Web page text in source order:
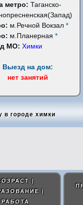
метро:Таганско-
м.Речной Вокзал*
м.Планерная*
МО:Химки
Выезд на дом:
нет занятий
в городе химки
|
|
РАБОТА